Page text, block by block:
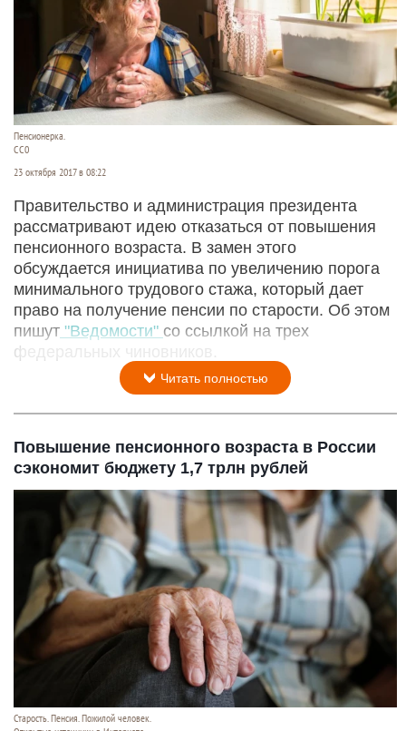
Пенсионерка.
СС0
23 октября 2017 в 08:22
Правительство и администрация президента
рассматривают идею отказаться от повышения
пенсионного возраста. В замен этого
обсуждается инициатива по увеличению порога
минимального трудового стажа, который дает
право на получение пенсии по старости. Об этом
пишут "Ведомости" со ссылкой на трех
федеральных чиновников.
Читать полностью
Повышение пенсионного возраста в России
сэкономит бюджету 1,7 трлн рублей
Старость. Пенсия. Пожилой человек.